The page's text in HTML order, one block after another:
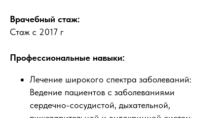
Врачебный стаж:
Стаж с 2017 г
Профессиональные навыки:
Лечение широкого спектра заболеваний:
Ведение пациентов с заболеваниями
сердечно-сосудистой, дыхательной,